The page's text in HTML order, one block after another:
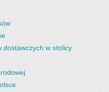
dostawczych w stolicy